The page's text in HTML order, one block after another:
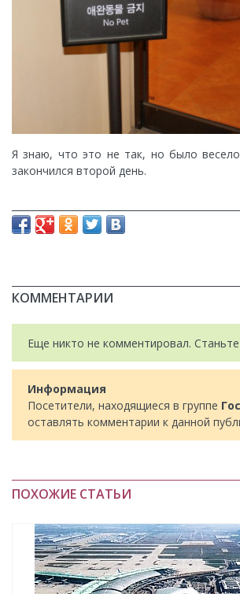
Я знаю, что это не так, но было
закончился второй день.
КОММЕНТАРИИ
Еще никто не комментировал.
Информация
Посетители, находящиеся в группе
оставлять комментарии к данной
ПОХОЖИЕ СТАТЬИ